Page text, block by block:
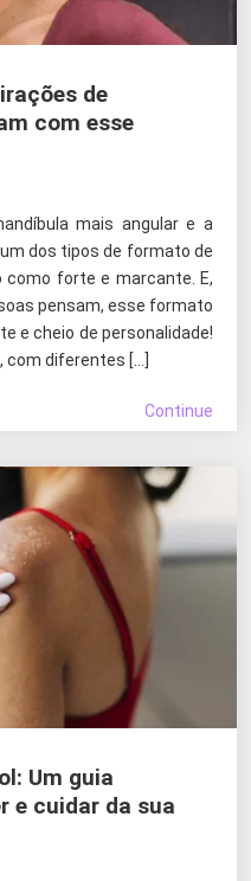
de
com esse
mais angular e a
dos tipos de formato de
forte e marcante. E,
pensam, esse formato
e cheio de personalidade!
com diferentes […]
Continue
Um guia
e cuidar da sua